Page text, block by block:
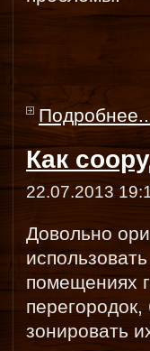
Как
22.07.2013
Довольно
помещениях
зонировать